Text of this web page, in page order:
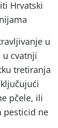
Hrvatski
u
cvatnji
tretiranja
pčele, ili
pesticid ne